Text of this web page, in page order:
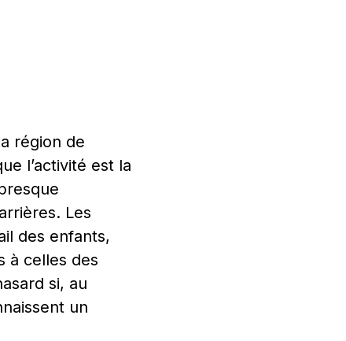
région de
l’activité est la
Les
des enfants,
à celles des
si, au
un